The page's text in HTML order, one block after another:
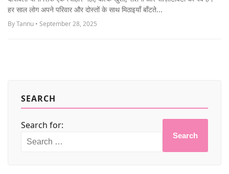
MORE
हर साल लोग अपने परिवार और दोस्तों के साथ मिठाइयाँ बाँटते...
By Tannu • September 28, 2025
SEARCH
Search for:
Search